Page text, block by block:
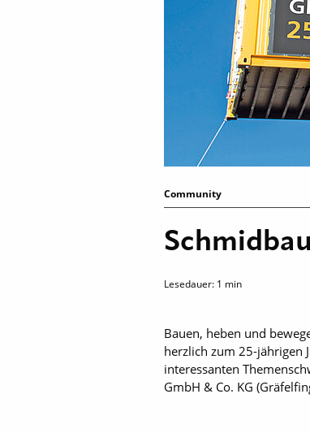
Community
Lesedauer: 1 min
Bauen, heben und
herzlich zum 25-jährigen
interessanten
GmbH & Co. KG